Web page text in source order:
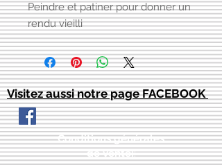
Peindre et patiner pour donner un
rendu vieilli
Visitez aussi notre page FACEBOOK
Conditions générales
de vente::